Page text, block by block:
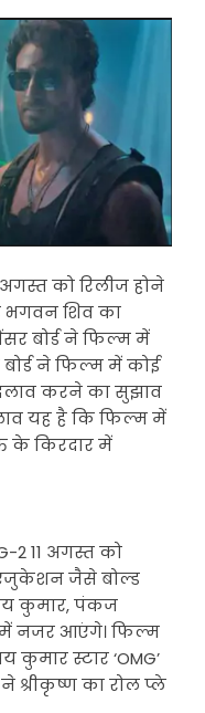
को रिलीज होने
भगवन शिव का
बोर्ड ने फिल्म में
ने फिल्म में कोई
करने का सुझाव
यह है कि फिल्म में
के किरदार में
2 11 अगस्त को
एजुकेशन जैसे बोल्ड
कुमार, पंकज
में नजर आएंगे। फिल्म
कुमार स्टार ‘OMG’
श्रीकृष्ण का रोल प्ले